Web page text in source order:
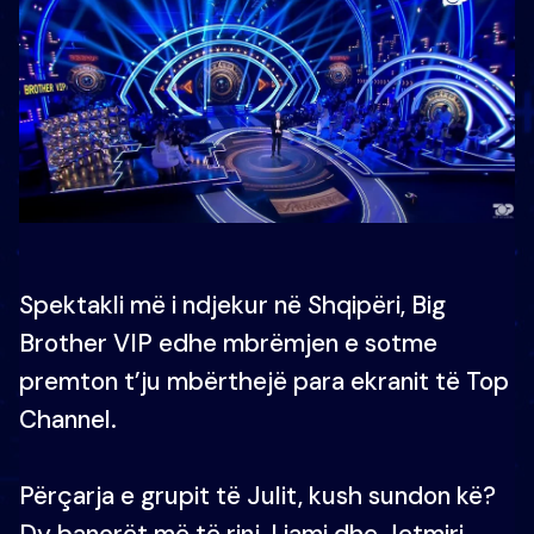
Spektakli më i ndjekur në Shqipëri, Big
Brother VIP edhe mbrëmjen e sotme
premton t’ju mbërthejë para ekranit të Top
Channel.
Përçarja e grupit të Julit, kush sundon kë?